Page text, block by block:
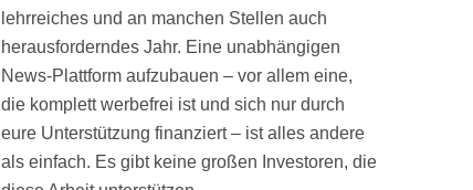
lehrreiches und an manchen Stellen auch
herausforderndes Jahr. Eine unabhängigen
News-Plattform aufzubauen – vor allem eine,
die komplett werbefrei ist und sich nur durch
eure Unterstützung finanziert – ist alles andere
als einfach. Es gibt keine großen Investoren, die